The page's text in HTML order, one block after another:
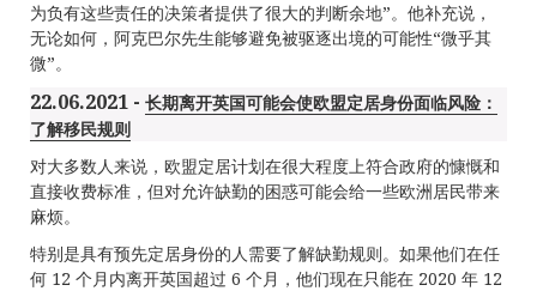
为负有这些责任的决策者提供了很大的判断余地”。他补充说，
无论如何，阿克巴尔先生能够避免被驱逐出境的可能性“微乎其
微”。
22.06.2021 - 长期离开英国可能会使欧盟定居身份面临风险：
了解移民规则
对大多数人来说，欧盟定居计划在很大程度上符合政府的慷慨和
直接收费标准，但对允许缺勤的困惑可能会给一些欧洲居民带来
麻烦。
特别是具有预先定居身份的人需要了解缺勤规则。如果他们在任
何 12 个月内离开英国超过 6 个月，他们现在只能在 2020 年 12